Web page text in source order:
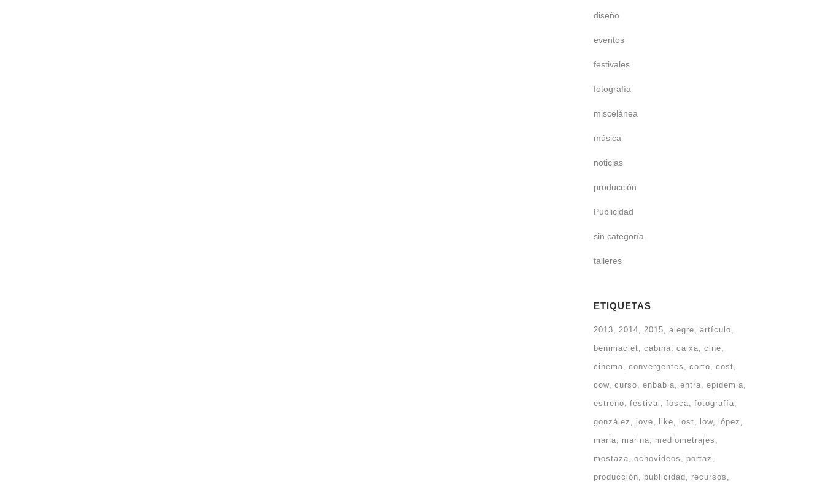
diseño
eventos
festivales
fotografía
miscelánea
música
noticias
producción
Publicidad
sin categoría
talleres
ETIQUETAS
2013 2014 2015 alegre
artículo
benimaclet
cabina caixa
cine
cinema
convergentes corto
cost
cow curso enbabia entra
epidemia
estreno
festival fosca
fotografía
gonzález
jove like lost low
lópez
maria
marina
mediometrajes
mostaza
ochovideos
portaz
producción
publicidad recursos